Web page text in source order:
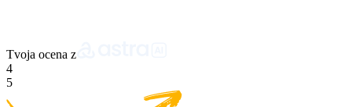
Tvoja ocena z
4
5